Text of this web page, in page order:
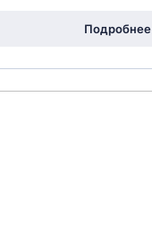
Подробнее